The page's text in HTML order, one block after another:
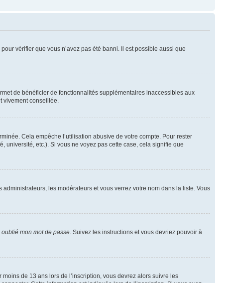
vérifier que vous n’avez pas été banni. Il est possible aussi que
de bénéficier de fonctionnalités supplémentaires inaccessibles aux
vivement conseillée.
Cela empêche l’utilisation abusive de votre compte. Pour rester
université, etc.). Si vous ne voyez pas cette case, cela signifie que
administrateurs, les modérateurs et vous verrez votre nom dans la liste. Vous
oublié mon mot de passe . Suivez les instructions et vous devriez pouvoir à
de 13 ans lors de l’inscription, vous devrez alors suivre les